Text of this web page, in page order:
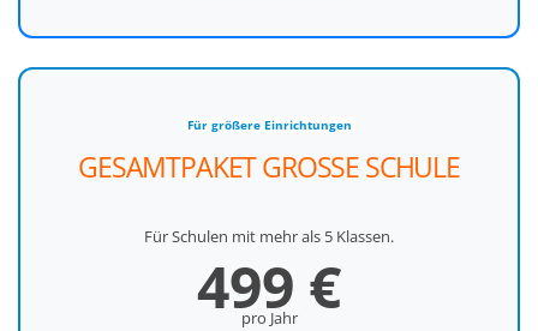
Für größere Einrichtungen
GESAMTPAKET GROSSE SCHULE
Für Schulen mit mehr als 5 Klassen.
499 €
pro Jahr